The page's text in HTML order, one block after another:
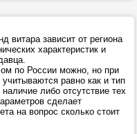
витара зависит от региона
характеристик и
по России можно, но при
учитываются равно как и тип
либо отсутствие тех
сделает
на вопрос сколько стоит